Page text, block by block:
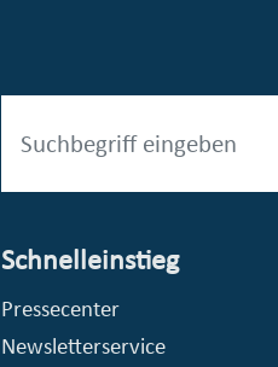
Schnelleinstieg
Pressecenter
Newsletterservice
© Stadt Essen, Presse- und Kommunikationsamt